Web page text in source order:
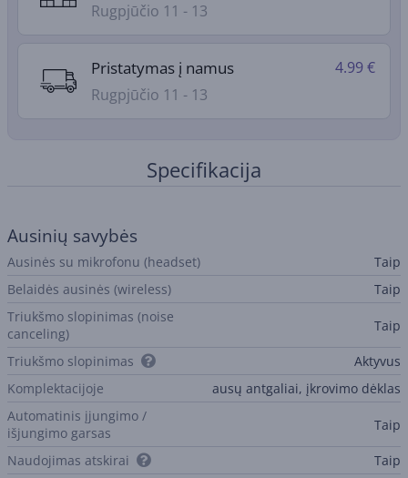
Rugpjūčio 11 - 13
Pristatymas į namus
Rugpjūčio 11 - 13
4.99 €
Specifikacija
Ausinių savybės
Ausinės su mikrofonu (headset)
Taip
Belaidės ausinės (wireless)
Taip
Triukšmo slopinimas (noise
canceling)
Taip
Triukšmo slopinimas
Aktyvus
Komplektacijoje
ausų antgaliai, įkrovimo dėklas
Automatinis įjungimo /
išjungimo garsas
Taip
Naudojimas atskirai
Taip